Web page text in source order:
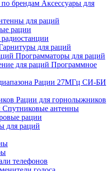
Аксессуары для
для раций
рации
для раций
Программаторы для раций
Программное
Рации 27МГц СИ-БИ
Рации для горнолыжников
Спутниковые антенны
рации
для раций
телефонов